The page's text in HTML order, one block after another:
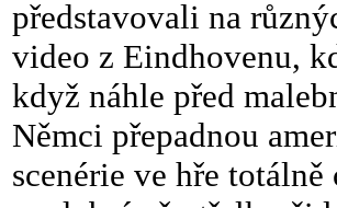
představovali na
video z Eindhovenu,
když náhle před
Němci přepadnou
scenérie ve hře